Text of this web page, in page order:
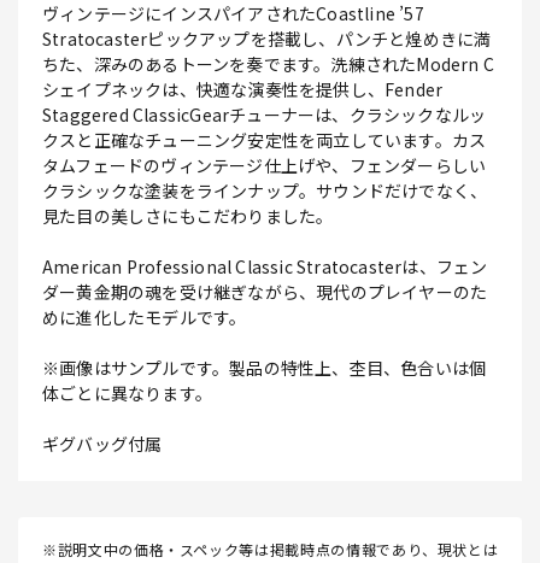
ヴィンテージにインスパイアされたCoastline ’57
Stratocasterピックアップを搭載し、パンチと煌めきに満
ちた、深みのあるトーンを奏でます。洗練されたModern C
シェイプネックは、快適な演奏性を提供し、Fender
Staggered ClassicGearチューナーは、クラシックなルッ
クスと正確なチューニング安定性を両立しています。カス
タムフェードのヴィンテージ仕上げや、フェンダーらしい
クラシックな塗装をラインナップ。サウンドだけでなく、
見た目の美しさにもこだわりました。
American Professional Classic Stratocasterは、フェン
ダー黄金期の魂を受け継ぎながら、現代のプレイヤーのた
めに進化したモデルです。
※画像はサンプルです。製品の特性上、杢目、色合いは個
体ごとに異なります。
ギグバッグ付属
※説明文中の価格・スペック等は掲載時点の情報であり、現状とは